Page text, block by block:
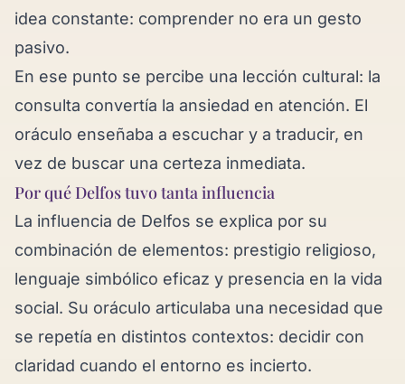
idea constante: comprender no era un gesto
pasivo.
En ese punto se percibe una lección cultural: la
consulta convertía la ansiedad en atención. El
oráculo enseñaba a escuchar y a traducir, en
vez de buscar una certeza inmediata.
Por qué Delfos tuvo tanta influencia
La influencia de Delfos se explica por su
combinación de elementos: prestigio religioso,
lenguaje simbólico eficaz y presencia en la vida
social. Su oráculo articulaba una necesidad que
se repetía en distintos contextos: decidir con
claridad cuando el entorno es incierto.